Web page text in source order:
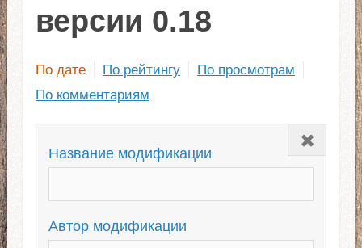
версии 0.18
По дате По рейтингу
По просмотрам
По комментариям
Закрыть
Название модификации
Автор модификации